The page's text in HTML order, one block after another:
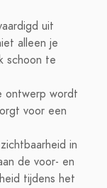
uit
alleen je
schoon te
ontwerp wordt
voor een
in
de voor- en
tijdens het